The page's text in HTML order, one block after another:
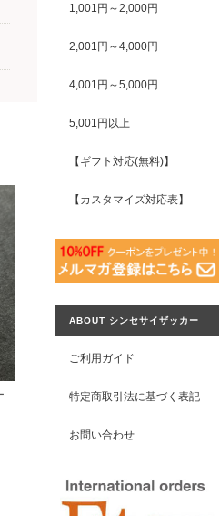
1,001円～2,000円
2,001円～4,000円
4,001円～5,000円
5,001円以上
【ギフト対応(無料)】
【カスタマイズ対応表】
ABOUT シンセサイザッカー
ご利用ガイド
特定商取引法に基づく表記
お問い合わせ